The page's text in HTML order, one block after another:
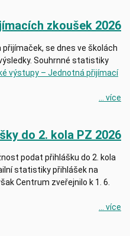
zkoušek 2026
se dnes ve školách
Souhrnné statistiky
výstupy – Jednotná přijímací
... více
do 2. kola PZ 2026
podat přihlášku do 2. kola
statistiky přihlášek na
Centrum zveřejnilo k 1. 6.
... více